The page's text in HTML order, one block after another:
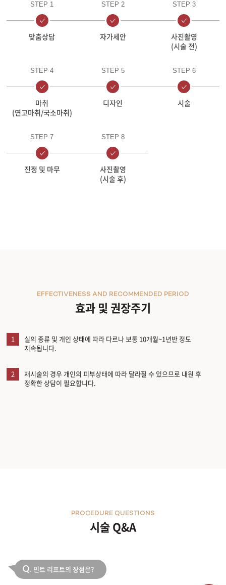
STEP 1
맞춤상담
STEP 2
자가세안
STEP 3
사진촬영
(시술 전)
STEP 4
마취
(연고마취/국소마취)
STEP 5
디자인
STEP 6
시술
STEP 7
진정 및 마무
STEP 8
사진촬영
(시술 후)
효과 및 권장주기
EFFECTIVENESS AND RECOMMENDED PERIOD
1
실의 종류 및 개인 상태에 따라 다르나 보통 10개월~1년반 정도
지속됩니다.
2
재시술의 경우 개인의 피부상태에 따라 달라질 수 있으므로 내원 후
정확한 상담이 필요합니다.
시술 Q&A
PROCEDURE QUESTIONS
Q. 민트 리프트의 장점은?